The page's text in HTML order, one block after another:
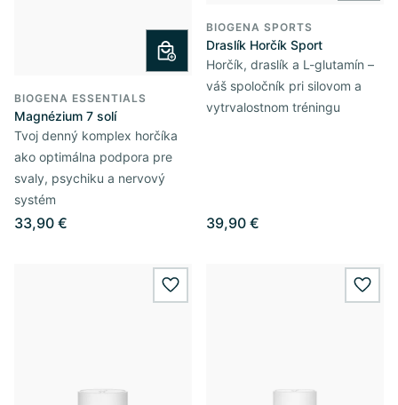
BIOGENA ESSENTIALS
Magnézium 7 solí
Tvoj denný komplex horčíka
ako optimálna podpora pre
svaly, psychiku a nervový
systém
33,90 €
BIOGENA SPORTS
Draslík Horčík Sport
Horčík, draslík a L-glutamín –
váš spoločník pri silovom a
vytrvalostnom tréningu
39,90 €
wishlist.add